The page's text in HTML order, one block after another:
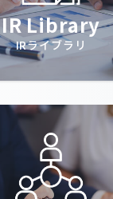
IR Library
IRライブラリ